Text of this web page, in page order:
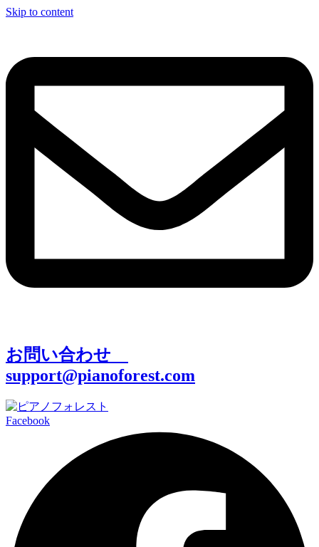
Skip to content
お問い合わせ
support@pianoforest.com
Facebook